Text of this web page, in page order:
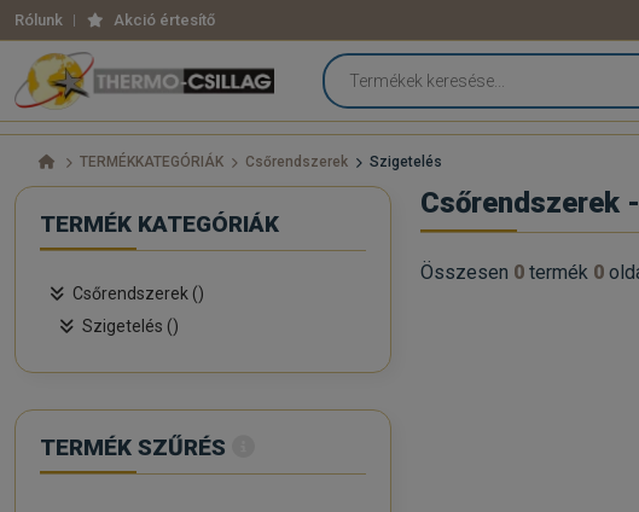
Rólunk Akció értesítő
TERMÉKKATEGÓRIÁK Csőrendszerek Szigetelés
Csőrendszerek
Összesen 0 termék 0
TERMÉK KATEGÓRIÁK
Csőrendszerek ()
Szigetelés ()
TERMÉK SZŰRÉS